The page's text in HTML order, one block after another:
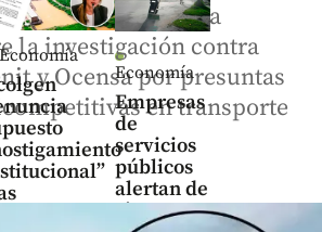
Economía
Empresas
de
servicios
públicos
alertan de
cinco
a la SIC acelerar la
la investigación contra
y Ocensa por presuntas
en transporte